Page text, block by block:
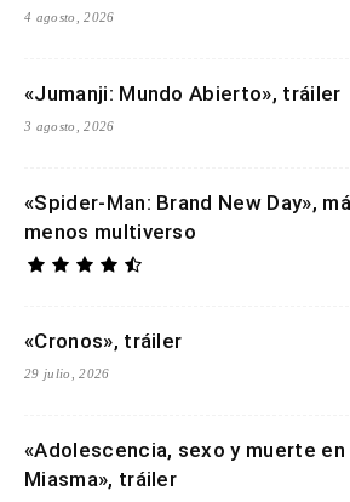
4 agosto, 2026
«Jumanji: Mundo Abierto», tráiler
3 agosto, 2026
«Spider-Man: Brand New Day»,
menos multiverso
«Cronos», tráiler
29 julio, 2026
«Adolescencia, sexo y muerte en
Miasma», tráiler